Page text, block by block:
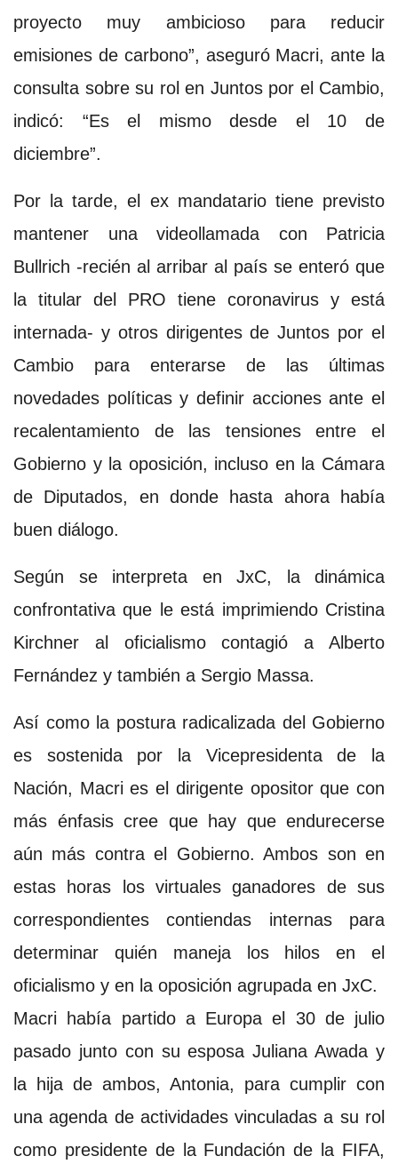
proyecto muy ambicioso para reducir
emisiones de carbono”, aseguró Macri, ante la
consulta sobre su rol en Juntos por el Cambio,
indicó: “Es el mismo desde el 10 de
diciembre”.
Por la tarde, el ex mandatario tiene previsto
mantener una videollamada con Patricia
Bullrich -recién al arribar al país se enteró que
la titular del PRO tiene coronavirus y está
internada- y otros dirigentes de Juntos por el
Cambio para enterarse de las últimas
novedades políticas y definir acciones ante el
recalentamiento de las tensiones entre el
Gobierno y la oposición, incluso en la Cámara
de Diputados, en donde hasta ahora había
buen diálogo.
Según se interpreta en JxC, la dinámica
confrontativa que le está imprimiendo Cristina
Kirchner al oficialismo contagió a Alberto
Fernández y también a Sergio Massa.
Así como la postura radicalizada del Gobierno
es sostenida por la Vicepresidenta de la
Nación, Macri es el dirigente opositor que con
más énfasis cree que hay que endurecerse
aún más contra el Gobierno. Ambos son en
estas horas los virtuales ganadores de sus
correspondientes contiendas internas para
determinar quién maneja los hilos en el
oficialismo y en la oposición agrupada en JxC.
Macri había partido a Europa el 30 de julio
pasado junto con su esposa Juliana Awada y
la hija de ambos, Antonia, para cumplir con
una agenda de actividades vinculadas a su rol
como presidente de la Fundación de la FIFA,